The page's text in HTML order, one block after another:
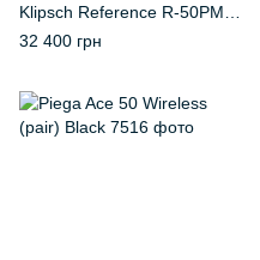
Klipsch Reference R-50PM
Black
32 400 грн